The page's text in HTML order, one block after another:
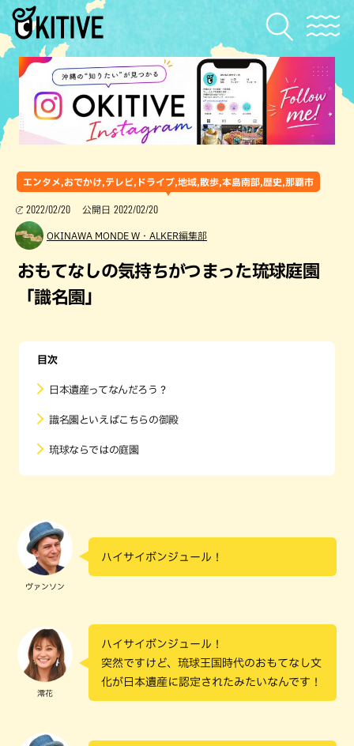
エンタメ,おでかけ,テレビ,ドライブ,地域,散歩,本島南部,歴史,那覇市
2022/02/20 公開日 2022/02/20
OKINAWA MONDE W・ALKER編集部
おもてなしの気持ちがつまった琉球庭園
「識名園」
目次
日本遺産ってなんだろう？
識名園といえばこちらの御殿
琉球ならではの庭園
ヴァンソン
ハイサイボンジュール！
澪花
ハイサイボンジュール！
突然ですけど、琉球王国時代のおもてなし文
化が日本遺産に認定されたみたいなんです！